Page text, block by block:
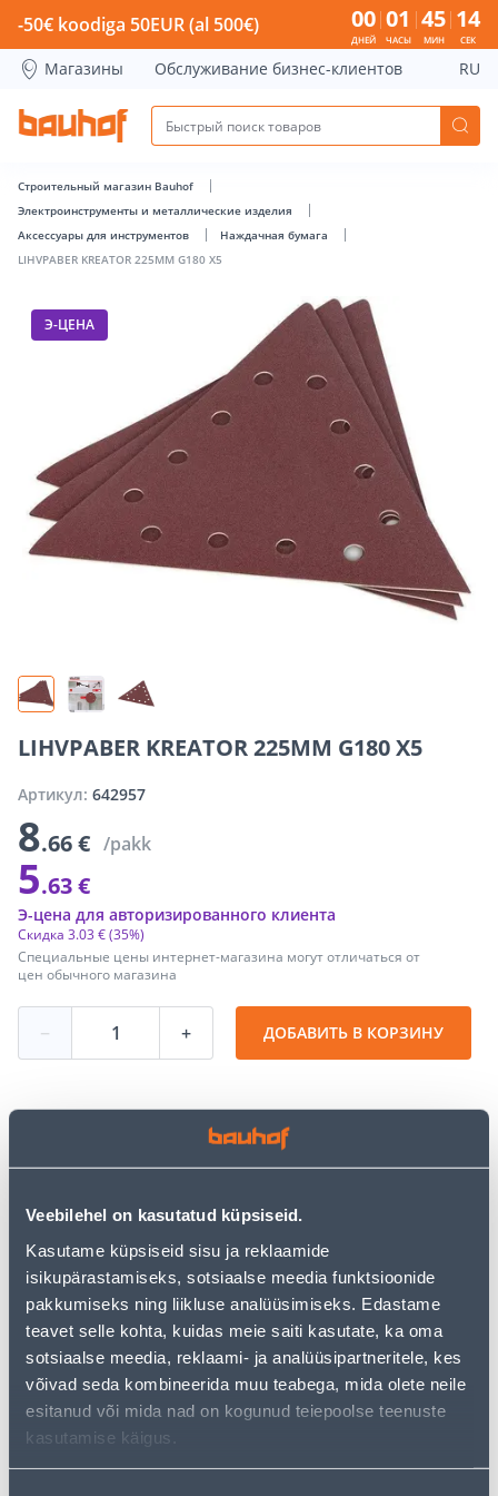
Veebilehel on kasutatud küpsiseid.
Kasutame küpsiseid sisu ja reklaamide
isikupärastamiseks, sotsiaalse meedia funktsioonide
pakkumiseks ning liikluse analüüsimiseks. Edastame
teavet selle kohta, kuidas meie saiti kasutate, ka oma
sotsiaalse meedia, reklaami- ja analüüsipartneritele, kes
võivad seda kombineerida muu teabega, mida olete neile
esitanud või mida nad on kogunud teiepoolse teenuste
kasutamise käigus.
LIHVPABER KREATOR 225MM G180 X5 - Bauhof has loaded
-50€ koodiga 50EUR (al 500€) 00
ДНЕЙ
01
ЧАСЫ
45
МИН
14
СЕК
Магазины Обслуживание бизнес-клиентов RU
Строительный магазин Bauhof
Электроинструменты и металлические изделия
Аксессуары для инструментов
Наждачная бумага
LIHVPABER KREATOR 225MM G180 X5
Э-ЦЕНА
LIHVPABER KREATOR 225MM G180 X5
Артикул: 642957
8.66 € /pakk
5.63 €
Специальные цены интернет-магазина могут отличаться от
цен обычного магазина
Скидка 3.03 €(35%)
Э-цена для авторизированного клиента
− + ДОБАВИТЬ В КОРЗИНУ
• Takjakinnitusega lihvpaber
• Sobib seina ja lae lihvija 225 mm lihvtallale
• Universaalne
• 14-päevane tagastusõigus.
Предполагаемая доставка 3,69 € от 2-5 tööpäeva
Посылочный автомат от 2,29 € с 2-5 tööpäeva